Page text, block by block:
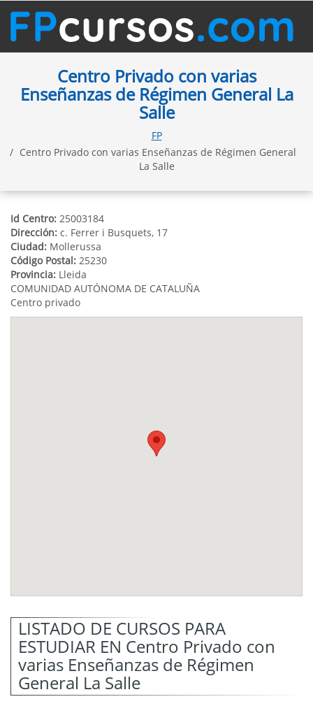
Centro Privado con varias
Enseñanzas de Régimen General La
Salle
FP
Centro Privado con varias Enseñanzas de Régimen General
La Salle
Id Centro: 25003184
Dirección: c. Ferrer i Busquets, 17
Ciudad: Mollerussa
Código Postal: 25230
Provincia: Lleida
COMUNIDAD AUTÓNOMA DE CATALUÑA
Centro privado
LISTADO DE CURSOS PARA
ESTUDIAR EN Centro Privado con
varias Enseñanzas de Régimen
General La Salle